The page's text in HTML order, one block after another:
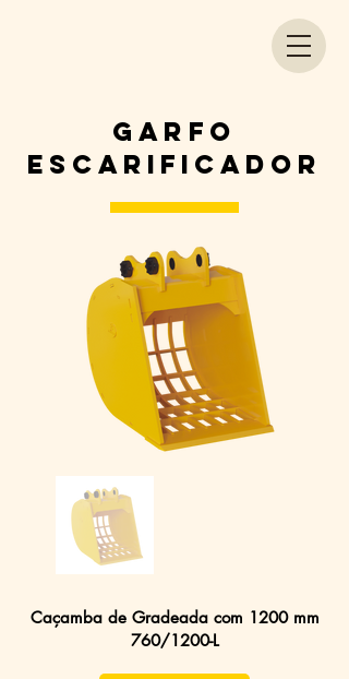
GARFO
ESCARIFICADOR
Caçamba de Gradeada com 1200 mm
760/1200-L